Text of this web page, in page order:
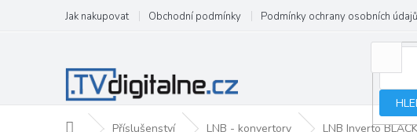
obsah
Jak nakupovat Obchodní podmínky Podmínky ochrany osobních údajů
Domů Příslušenství LNB - konvertory LNB Inverto